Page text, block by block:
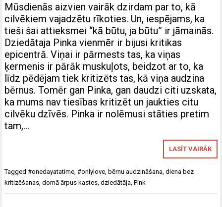
Mūsdienās aizvien vairāk dzirdam par to, kā
cilvēkiem vajadzētu rīkoties. Un, iespējams, ka
tieši šai attieksmei “kā būtu, ja būtu” ir jāmainās.
Dziedātaja Pinka vienmēr ir bijusi kritikas
epicentrā. Viņai ir pārmests tas, ka viņas
ķermenis ir pārāk muskuļots, beidzot ar to, ka
līdz pēdējam tiek kritizēts tas, kā viņa audzina
bērnus. Tomēr gan Pinka, gan daudzi citi uzskata,
ka mums nav tiesības kritizēt un jaukties citu
cilvēku dzīvēs. Pinka ir nolēmusi stāties pretim
tam,…
LASĪT VAIRĀK
Tagged#onedayatatime ,#onlylove ,bērnu audzināšana ,diena bez
kritizēšanas ,domā ārpus kastes ,dziedātāja ,Pink